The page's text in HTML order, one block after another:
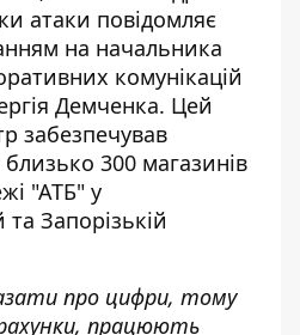
атаки повідомляє
на начальника
комунікацій
Демченка. Цей
забезпечував
300 магазинів
"АТБ" у
Запорізькій
про цифри, тому
працюють